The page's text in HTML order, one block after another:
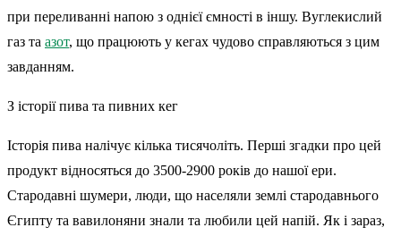
при переливанні напою з однієї ємності в іншу. Вуглекислий
газ та азот, що працюють у кегах чудово справляються з цим
завданням.
З історії пива та пивних кег
Історія пива налічує кілька тисячоліть. Перші згадки про цей
продукт відносяться до 3500-2900 років до нашої ери.
Стародавні шумери, люди, що населяли землі стародавнього
Єгипту та вавилоняни знали та любили цей напій. Як і зараз,